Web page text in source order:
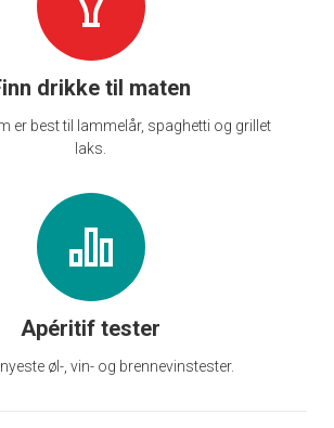
drikke til maten
er best til lammelår, spaghetti og grillet
laks.
Apéritif tester
øl-, vin- og brennevinstester.